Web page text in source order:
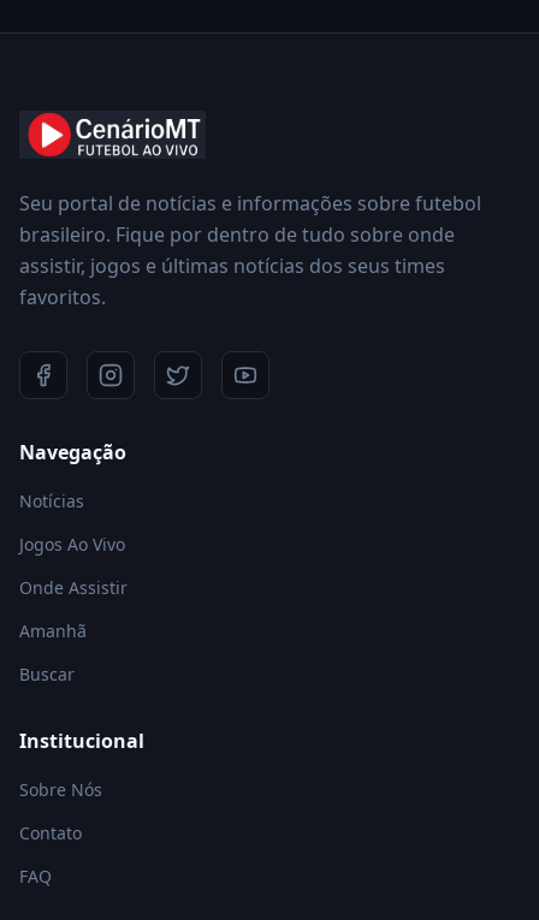
Seu portal de notícias e informações sobre futebol
brasileiro. Fique por dentro de tudo sobre onde
assistir, jogos e últimas notícias dos seus times
favoritos.
Navegação
Notícias
Jogos Ao Vivo
Onde Assistir
Amanhã
Buscar
Institucional
Sobre Nós
Contato
FAQ